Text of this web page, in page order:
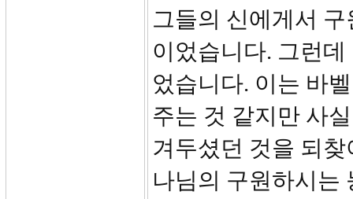
그들의 신에게서
이었습니다. 그런
었습니다. 이는 바
주는 것 같지만 사
겨두셨던 것을 되
나님의 구원하시는